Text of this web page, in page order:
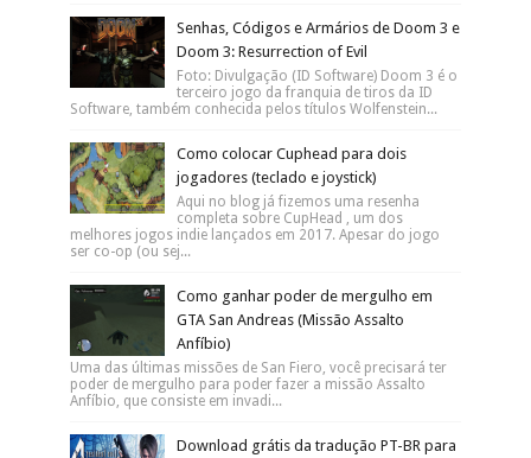
Senhas, Códigos e Armários de Doom 3 e
Doom 3: Resurrection of Evil
Foto: Divulgação (ID Software) Doom 3 é o
terceiro jogo da franquia de tiros da ID
Software, também conhecida pelos títulos Wolfenstein...
Como colocar Cuphead para dois
jogadores (teclado e joystick)
Aqui no blog já fizemos uma resenha
completa sobre CupHead , um dos
melhores jogos indie lançados em 2017. Apesar do jogo
ser co-op (ou sej...
Como ganhar poder de mergulho em
GTA San Andreas (Missão Assalto
Anfíbio)
Uma das últimas missões de San Fiero, você precisará ter
poder de mergulho para poder fazer a missão Assalto
Anfíbio, que consiste em invadi...
Download grátis da tradução PT-BR para